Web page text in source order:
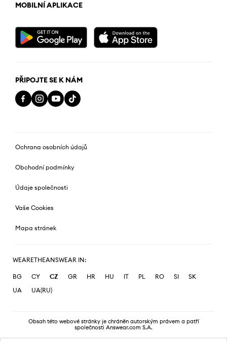
MOBILNÍ APLIKACE
PŘIPOJTE SE K NÁM
Ochrana osobních údajů
Obchodní podmínky
Údaje společnosti
Vaše Cookies
Mapa stránek
WEARETHEANSWEAR IN:
BG CY CZ GR HR HU IT PL RO SI
SK
UA
UA(RU)
Obsah této webové stránky je chráněn autorským právem a patří
společnosti Answear.com S.A.